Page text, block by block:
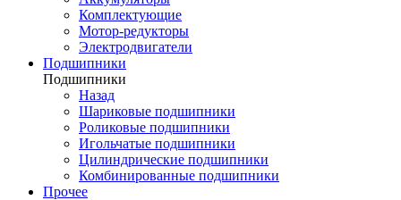
Комплектующие
Мотор-редукторы
Электродвигатели
Подшипники
Подшипники
Назад
Шариковые подшипники
Роликовые подшипники
Игольчатые подшипники
Цилиндрические подшипники
Комбинированные подшипники
Прочее